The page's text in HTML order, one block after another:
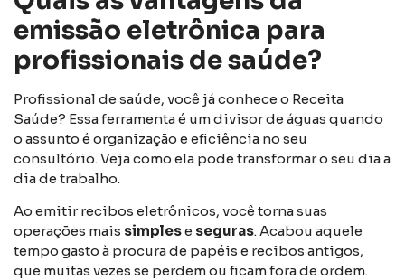
emissão eletrônica para
profissionais de saúde?
Profissional de saúde, você já conhece o Receita
Saúde? Essa ferramenta é um divisor de águas quando
o assunto é organização e eficiência no seu
consultório. Veja como ela pode transformar o seu dia a
dia de trabalho.
Ao emitir recibos eletrônicos, você torna suas
operações mais simplese seguras. Acabou aquele
tempo gasto à procura de papéis e recibos antigos,
que muitas vezes se perdem ou ficam fora de ordem.